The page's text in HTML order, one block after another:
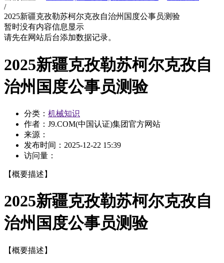
/
2025新疆克孜勒苏柯尔克孜自治州国度公事员测验
暂时没有内容信息显示
请先在网站后台添加数据记录。
2025新疆克孜勒苏柯尔克孜自
治州国度公事员测验
分类： 机械知识
作者：J9.COM(中国认证)集团官方网站
来源：
发布时间： 2025-12-22 15:39
访问量：
【概要描述】
2025新疆克孜勒苏柯尔克孜自
治州国度公事员测验
【概要描述】